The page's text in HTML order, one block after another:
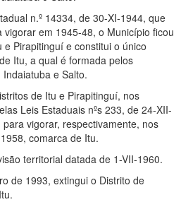
n.º 14334, de 30-XI-1944, que
em 1945-48, o Município ficou
Pirapitinguí e constitui o único
Itu, a qual é formada pelos
e Salto.
de Itu e Pirapitinguí, nos
Leis Estaduais nºs 233, de 24-XII-
vigorar, respectivamente, nos
comarca de Itu.
territorial datada de 1-VII-1960.
de 1993, extingui o Distrito de